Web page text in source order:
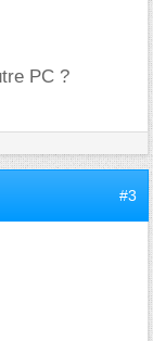
PC ?
#3